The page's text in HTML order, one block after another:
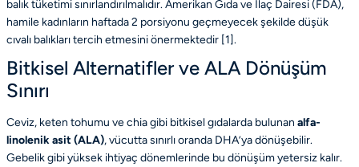
balık tüketimi sınırlandırılmalıdır. Amerikan Gıda ve İlaç Dairesi (FDA),
hamile kadınların haftada 2 porsiyonu geçmeyecek şekilde düşük
cıvalı balıkları tercih etmesini önermektedir [1].
Bitkisel Alternatifler ve ALA Dönüşüm
Sınırı
Ceviz, keten tohumu ve chia gibi bitkisel gıdalarda bulunan alfa-
linolenik asit (ALA), vücutta sınırlı oranda DHA’ya dönüşebilir.
Gebelik gibi yüksek ihtiyaç dönemlerinde bu dönüşüm yetersiz kalır.